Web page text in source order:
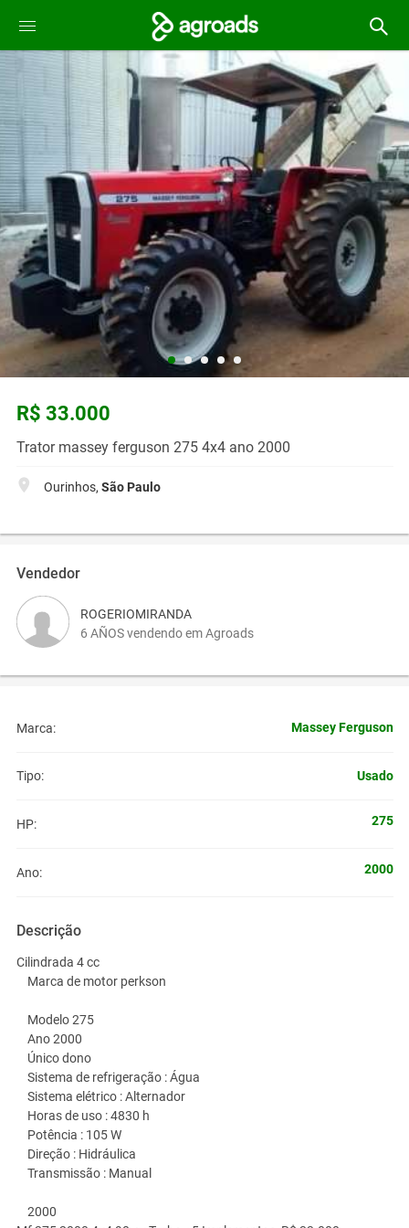
R$ 33.000
Trator massey ferguson 275 4x4 ano 2000
Ourinhos, São Paulo
Vendedor
ROGERIOMIRANDA
6 AÑOS vendendo em Agroads
Marca: Massey Ferguson
Tipo: Usado
HP: 275
Ano: 2000
Descrição
Cilindrada 4 cc
Marca de motor perkson
Modelo 275
Ano 2000
Único dono
Sistema de refrigeração : Água
Sistema elétrico : Alternador
Horas de uso : 4830 h
Potência : 105 W
Direção : Hidráulica
Transmissão : Manual
2000